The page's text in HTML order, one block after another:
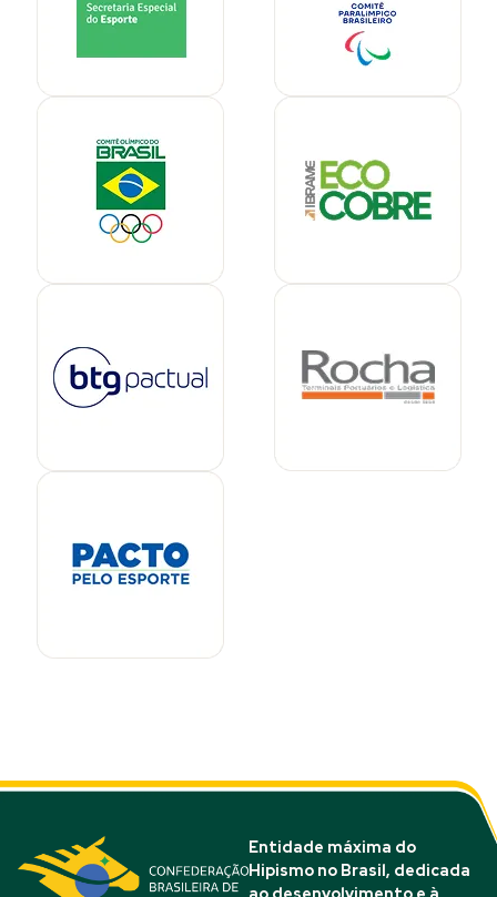
Entidade máxima do
Hipismo no Brasil, dedicada